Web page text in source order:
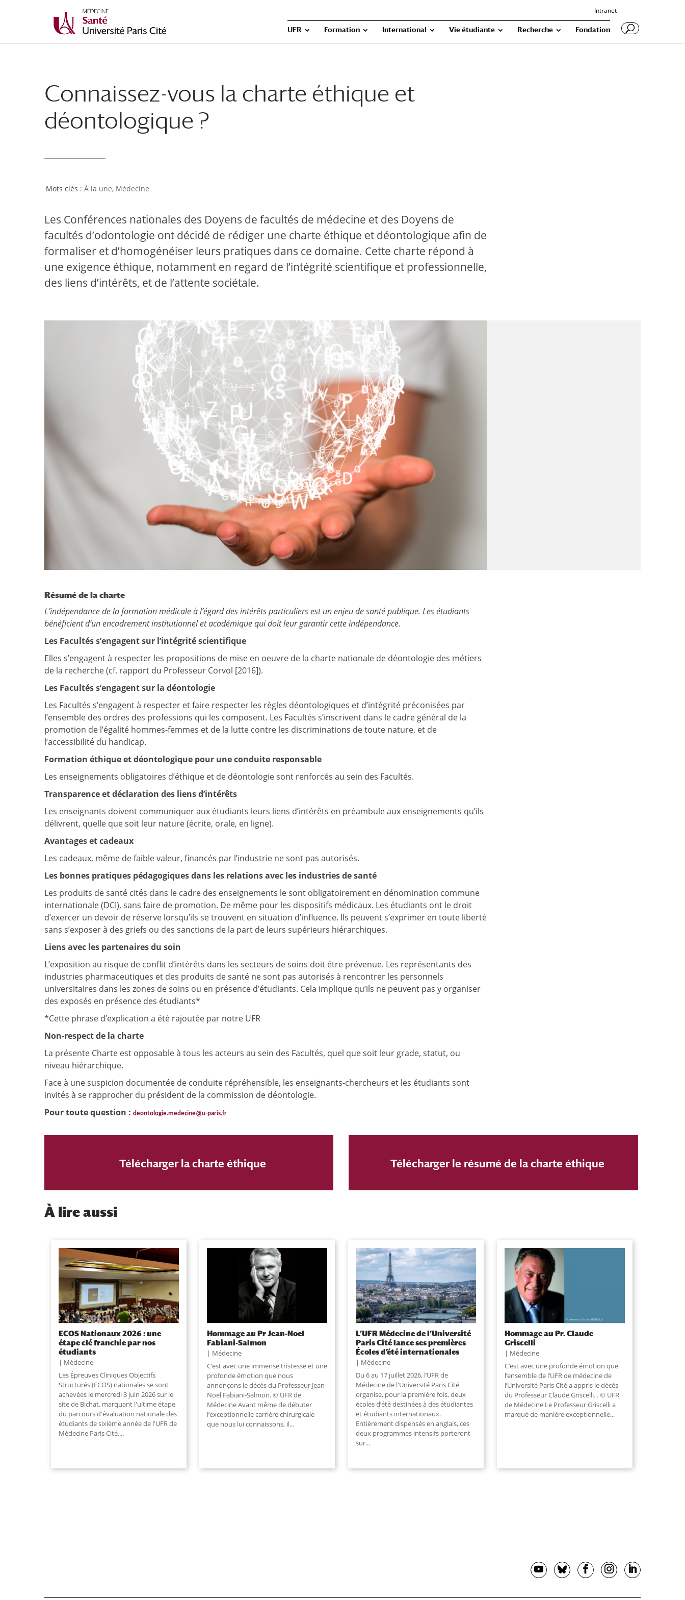
Intranet
UFR Formation International Vie étudiante Recherche Fondation
Connaissez-vous la charte éthique et
déontologique ?
À la une, Médecine
Les Conférences nationales des Doyens de facultés de médecine et des Doyens de
facultés d’odontologie ont décidé de rédiger une charte éthique et déontologique afin de
formaliser et d’homogénéiser leurs pratiques dans ce domaine. Cette charte répond à
une exigence éthique, notamment en regard de l’intégrité scientifique et professionnelle,
des liens d’intérêts, et de l’attente sociétale.
Résumé de la charte
L’indépendance de la formation médicale à l’égard des intérêts particuliers est un enjeu de santé publique. Les étudiants
bénéficient d’un encadrement institutionnel et académique qui doit leur garantir cette indépendance.
Les Facultés s’engagent sur l’intégrité scientifique
Elles s’engagent à respecter les propositions de mise en oeuvre de la charte nationale de déontologie des métiers
de la recherche (cf. rapport du Professeur Corvol [2016]).
Les Facultés s’engagent sur la déontologie
Les Facultés s’engagent à respecter et faire respecter les règles déontologiques et d’intégrité préconisées par
l’ensemble des ordres des professions qui les composent. Les Facultés s’inscrivent dans le cadre général de la
promotion de l’égalité hommes-femmes et de la lutte contre les discriminations de toute nature, et de
l’accessibilité du handicap.
Formation éthique et déontologique pour une conduite responsable
Les enseignements obligatoires d’éthique et de déontologie sont renforcés au sein des Facultés.
Transparence et déclaration des liens d’intérêts
Les enseignants doivent communiquer aux étudiants leurs liens d’intérêts en préambule aux enseignements qu’ils
délivrent, quelle que soit leur nature (écrite, orale, en ligne).
Avantages et cadeaux
Les cadeaux, même de faible valeur, financés par l’industrie ne sont pas autorisés.
Les bonnes pratiques pédagogiques dans les relations avec les industries de santé
Les produits de santé cités dans le cadre des enseignements le sont obligatoirement en dénomination commune
internationale (DCI), sans faire de promotion. De même pour les dispositifs médicaux. Les étudiants ont le droit
d’exercer un devoir de réserve lorsqu’ils se trouvent en situation d’influence. Ils peuvent s’exprimer en toute liberté
sans s’exposer à des griefs ou des sanctions de la part de leurs supérieurs hiérarchiques.
Liens avec les partenaires du soin
L’exposition au risque de conflit d’intérêts dans les secteurs de soins doit être prévenue. Les représentants des
industries pharmaceutiques et des produits de santé ne sont pas autorisés à rencontrer les personnels
universitaires dans les zones de soins ou en présence d’étudiants. Cela implique qu’ils ne peuvent pas y organiser
des exposés en présence des étudiants*
*Cette phrase d’explication a été rajoutée par notre UFR
Non-respect de la charte
La présente Charte est opposable à tous les acteurs au sein des Facultés, quel que soit leur grade, statut, ou
niveau hiérarchique.
Face à une suspicion documentée de conduite répréhensible, les enseignants-chercheurs et les étudiants sont
invités à se rapprocher du président de la commission de déontologie.
Pour toute question : deontologie.medecine@u-paris.fr
Télécharger la charte éthique Télécharger le résumé de la charte éthique
À lire aussi
ECOS Nationaux 2026 : une
étape clé franchie par nos
étudiants
Médecine
Les Épreuves Cliniques Objectifs
Structurés (ECOS) nationales se sont
achevées le mercredi 3 juin 2026 sur le
site de Bichat, marquant l'ultime étape
du parcours d'évaluation nationale des
étudiants de sixième année de l'UFR de
Médecine Paris Cité....
Hommage au Pr Jean-Noel
Fabiani-Salmon
Médecine
C’est avec une immense tristesse et une
profonde émotion que nous
annonçons le décès du Professeur Jean-
Noël Fabiani-Salmon. © UFR de
Médecine Avant même de débuter
l’exceptionnelle carrière chirurgicale
que nous lui connaissons, il...
L’UFR Médecine de l’Université
Paris Cité lance ses premières
Écoles d’été internationales
Médecine
Du 6 au 17 juillet 2026, l’UFR de
Médecine de l'Université Paris Cité
organise, pour la première fois, deux
écoles d’été destinées à des étudiantes
et étudiants internationaux.
Entièrement dispensés en anglais, ces
deux programmes intensifs porteront
sur...
Hommage au Pr. Claude
Griscelli
Médecine
C’est avec une profonde émotion que
l’ensemble de l’UFR de médecine de
l’Université Paris Cité a appris le décès
du Professeur Claude Griscelli. . © UFR
de Médecine Le Professeur Griscelli a
marqué de manière exceptionnelle...